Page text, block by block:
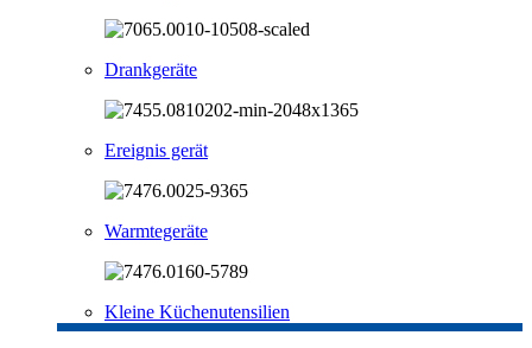
Drankgeräte
Ereignis gerät
Warmtegeräte
Kleine Küchenutensilien